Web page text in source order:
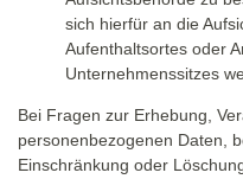
sich hierfür an die
Aufenthaltsortes oder
Unternehmenssitzes
Bei Fragen zur Erhebung,
personenbezogenen Daten,
Einschränkung oder